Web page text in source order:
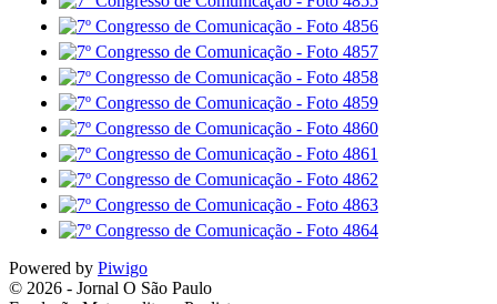
Powered by Piwigo
© 2026 - Jornal O São Paulo